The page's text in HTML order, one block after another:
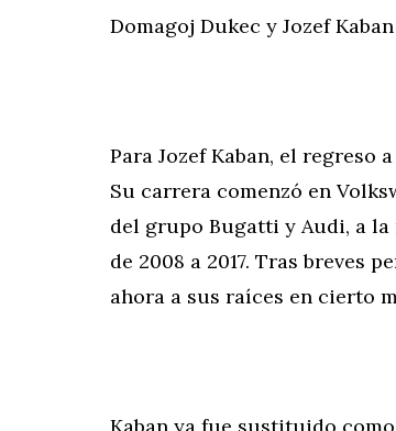
Domagoj Dukec y Jozef Kaban
Para Jozef Kaban, el regreso
Su carrera comenzó en
del grupo Bugatti y Audi, a la
de 2008 a 2017. Tras breves
ahora a sus raíces en cierto
Kaban ya fue sustituido